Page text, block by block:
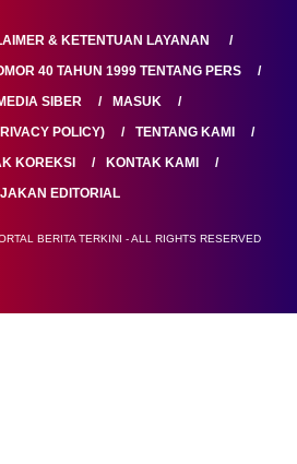
& KETENTUAN LAYANAN
40 TAHUN 1999 TENTANG PERS
SIBER
MASUK
POLICY)
TENTANG KAMI
KOREKSI
KONTAK KAMI
EDITORIAL
BERITA TERKINI - ALL RIGHTS RESERVED